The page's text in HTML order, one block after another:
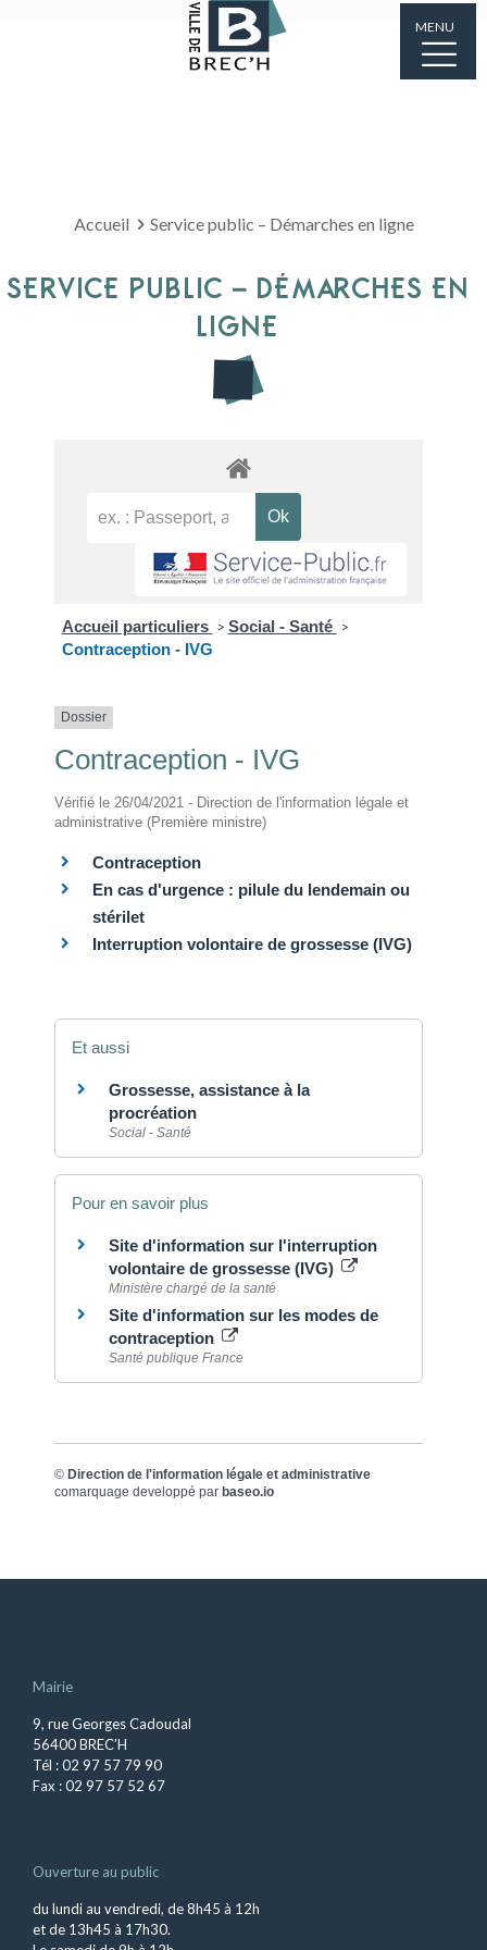
MENU
Accueil Service public – Démarches en ligne
SERVICE PUBLIC – DÉMARCHES EN
LIGNE
Accueil particuliers > Social - Santé >
Contraception - IVG
Dossier
Contraception - IVG
Vérifié le 26/04/2021 - Direction de l'information légale et
administrative (Première ministre)
Contraception
En cas d'urgence : pilule du lendemain ou
stérilet
Interruption volontaire de grossesse (IVG)
Et aussi
Grossesse, assistance à la
procréation
Social - Santé
Pour en savoir plus
Site d'information sur l'interruption
volontaire de grossesse (IVG)
Ministère chargé de la santé
Site d'information sur les modes de
contraception
Santé publique France
© Direction de l'information légale et administrative
comarquage developpé par baseo.io
Mairie
9, rue Georges Cadoudal
56400 BREC’H
Tél : 02 97 57 79 90
Fax : 02 97 57 52 67
Ouverture au public
du lundi au vendredi, de 8h45 à 12h
et de 13h45 à 17h30.